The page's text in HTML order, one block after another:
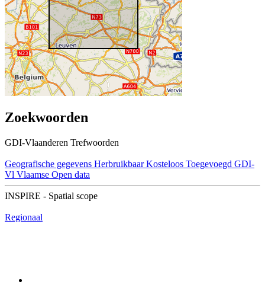
Zoekwoorden
GDI-Vlaanderen Trefwoorden
Geografische gegevens Herbruikbaar Kosteloos Toegevoegd GDI-
Vl Vlaamse Open data
INSPIRE - Spatial scope
Regionaal